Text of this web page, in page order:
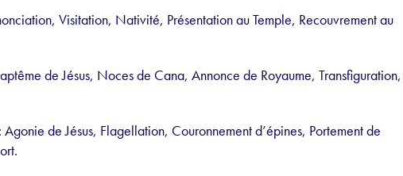
Visitation, Nativité, Présentation au Temple, Recouvrement au
de Jésus, Noces de Cana, Annonce de Royaume, Transfiguration,
Agonie de Jésus, Flagellation, Couronnement d’épines, Portement de